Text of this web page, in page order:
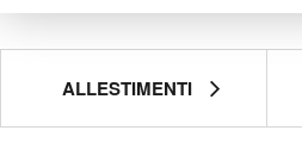
ALLESTIMENTI